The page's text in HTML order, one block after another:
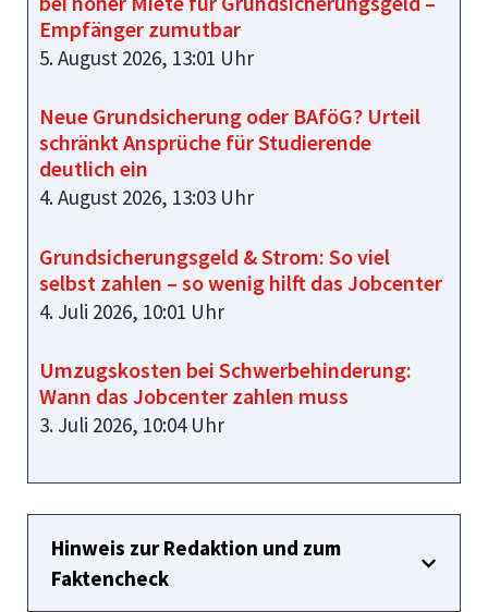
Empfänger zumutbar
5. August 2026, 13:01 Uhr
Neue Grundsicherung oder BAföG? Urteil
schränkt Ansprüche für Studierende
deutlich ein
4. August 2026, 13:03 Uhr
Grundsicherungsgeld & Strom: So viel
selbst zahlen – so wenig hilft das Jobcenter
4. Juli 2026, 10:01 Uhr
Umzugskosten bei Schwerbehinderung:
Wann das Jobcenter zahlen muss
3. Juli 2026, 10:04 Uhr
Hinweis zur Redaktion und zum
Faktencheck